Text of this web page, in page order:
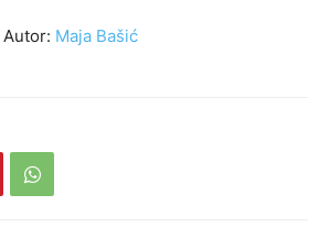
Autor: Maja Bašić